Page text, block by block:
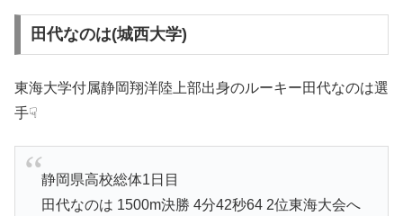
田代なのは(城西大学)
東海大学付属静岡翔洋陸上部出身のルーキー田代なのは選
手☟
静岡県高校総体1日目
田代なのは 1500m決勝 4分42秒64 2位東海大会へ